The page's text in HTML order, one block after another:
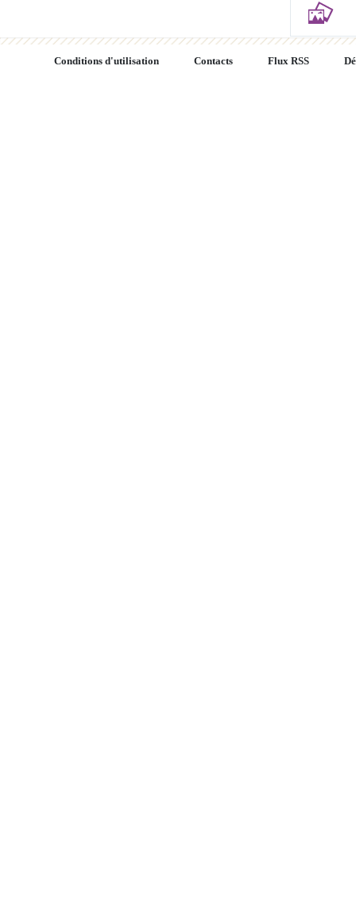
Conditions d'utilisation Contacts Flux RSS